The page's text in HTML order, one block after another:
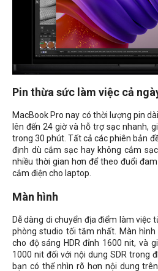
Pin thừa sức làm việc cả
MacBook Pro nay có thời lượng pin
lên đến 24 giờ và hỗ trợ sạc nhanh,
trong 30 phút. Tất cả các phiên bản
định dù cắm sạc hay không cắm
nhiều thời gian hơn để theo đuổi
cắm điện cho laptop.
Màn hình
Dễ dàng di chuyển địa điểm làm việc
phòng studio tối tăm nhất. Màn
cho độ sáng HDR đỉnh 1600 nit, và
1000 nit đối với nội dung SDR trong
bạn có thể nhìn rõ hơn nội dung